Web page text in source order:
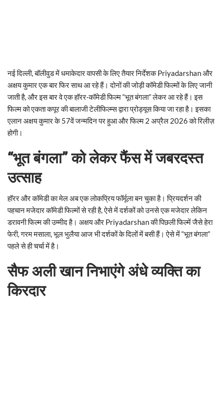
नई दिल्ली, बॉलीवुड में धमाकेदार वापसी के लिए तैयार निर्देशक Priyadarshan और
अक्षय कुमार एक बार फिर साथ आ रहे हैं। दोनों की जोड़ी कॉमेडी फिल्मों के लिए जानी
जाती है, और इस बार वे एक हॉरर-कॉमेडी फिल्म “भूत बंगला” लेकर आ रहे हैं। इस
फिल्म को एकता कपूर की बालाजी टेलीफिल्म्स द्वारा प्रोड्यूस किया जा रहा है। इसका
एलान अक्षय कुमार के 57वें जन्मदिन पर हुआ और फिल्म 2 अप्रैल 2026 को रिलीज़
होगी।
“भूत बंगला” को लेकर फैंस में जबरदस्त
उत्साह
हॉरर और कॉमेडी का मेल अब एक लोकप्रिय फॉर्मूला बन चुका है। प्रियदर्शन की
पहचान मजेदार कॉमेडी फिल्मों से रही है, ऐसे में दर्शकों को उनसे एक मजेदार लेकिन
डरावनी फिल्म की उम्मीद है। अक्षय और Priyadarshan की पिछली फिल्में जैसे हेरा
फेरी, गरम मसाला, भूल भुलैया आज भी दर्शकों के दिलों में बसी हैं। ऐसे में “भूत बंगला”
पहले से ही चर्चा में है।
सैफ अली खान निभाएंगे अंधे व्यक्ति का
किरदार